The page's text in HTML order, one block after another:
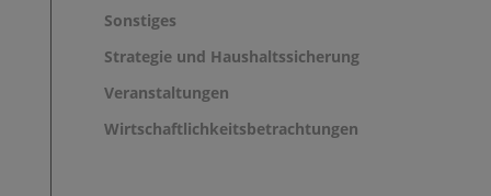
Sonstiges
Strategie und Haushaltssicherung
Veranstaltungen
Wirtschaftlichkeitsbetrachtungen